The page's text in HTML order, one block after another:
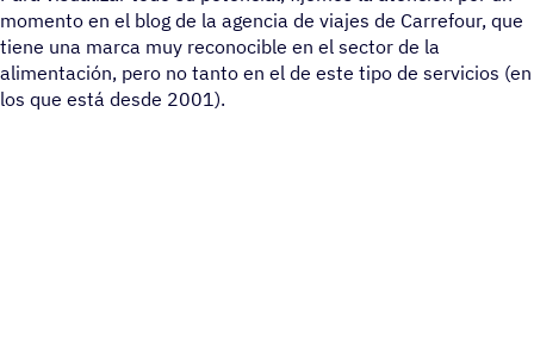
momento en el blog de la agencia de viajes de Carrefour, que
tiene una marca muy reconocible en el sector de la
alimentación, pero no tanto en el de este tipo de servicios (en
los que está desde 2001).